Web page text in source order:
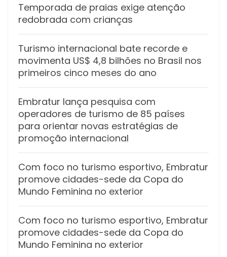
Temporada de praias exige atenção
redobrada com crianças
Turismo internacional bate recorde e
movimenta US$ 4,8 bilhões no Brasil nos
primeiros cinco meses do ano
Embratur lança pesquisa com
operadores de turismo de 85 países
para orientar novas estratégias de
promoção internacional
Com foco no turismo esportivo, Embratur
promove cidades-sede da Copa do
Mundo Feminina no exterior
Com foco no turismo esportivo, Embratur
promove cidades-sede da Copa do
Mundo Feminina no exterior